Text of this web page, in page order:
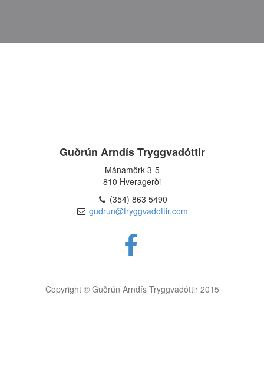
Guðrún Arndís Tryggvadóttir
Mánamörk 3-5
810 Hveragerði
(354) 863 5490
gudrun@tryggvadottir.com
Copyright © Guðrún Arndís Tryggvadóttir 2015